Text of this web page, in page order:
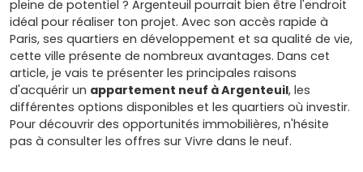
pleine de potentiel ? Argenteuil pourrait bien être l'endroit
idéal pour réaliser ton projet. Avec son accès rapide à
Paris, ses quartiers en développement et sa qualité de vie,
cette ville présente de nombreux avantages. Dans cet
article, je vais te présenter les principales raisons
d'acquérir un appartement neuf à Argenteuil, les
différentes options disponibles et les quartiers où investir.
Pour découvrir des opportunités immobilières, n'hésite
pas à consulter les offres sur Vivre dans le neuf.